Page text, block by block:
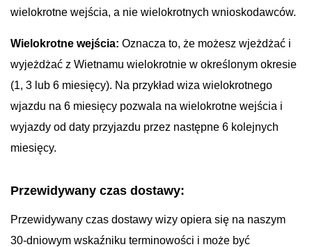
wielokrotne wejścia, a nie wielokrotnych wnioskodawców.
Wielokrotne wejścia: Oznacza to, że możesz wjeżdżać i
wyjeżdżać z Wietnamu wielokrotnie w określonym okresie
(1, 3 lub 6 miesięcy). Na przykład wiza wielokrotnego
wjazdu na 6 miesięcy pozwala na wielokrotne wejścia i
wyjazdy od daty przyjazdu przez następne 6 kolejnych
miesięcy.
Przewidywany czas dostawy:
Przewidywany czas dostawy wizy opiera się na naszym
30-dniowym wskaźniku terminowości i może być